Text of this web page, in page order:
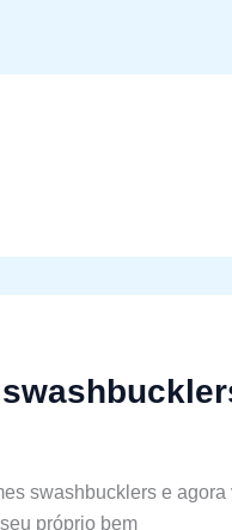
swashbucklers e agora
próprio bem